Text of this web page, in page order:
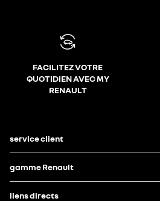
FACILITEZ VOTRE
QUOTIDIEN AVEC MY
RENAULT
service client
gamme Renault
liens directs